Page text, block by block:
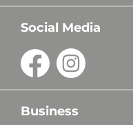
Social Media
Business